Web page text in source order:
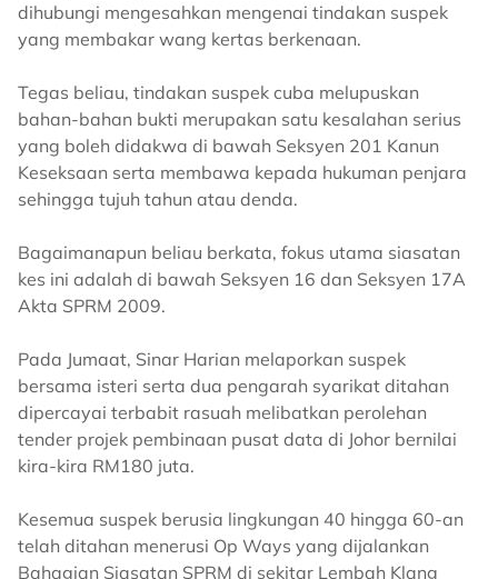
dihubungi mengesahkan mengenai tindakan suspek
yang membakar wang kertas berkenaan.
Tegas beliau, tindakan suspek cuba melupuskan
bahan-bahan bukti merupakan satu kesalahan serius
yang boleh didakwa di bawah Seksyen 201 Kanun
Keseksaan serta membawa kepada hukuman penjara
sehingga tujuh tahun atau denda.
Bagaimanapun beliau berkata, fokus utama siasatan
kes ini adalah di bawah Seksyen 16 dan Seksyen 17A
Akta SPRM 2009.
Pada Jumaat, Sinar Harian melaporkan suspek
bersama isteri serta dua pengarah syarikat ditahan
dipercayai terbabit rasuah melibatkan perolehan
tender projek pembinaan pusat data di Johor bernilai
kira-kira RM180 juta.
Kesemua suspek berusia lingkungan 40 hingga 60-an
telah ditahan menerusi Op Ways yang dijalankan
Bahagian Siasatan SPRM di sekitar Lembah Klang